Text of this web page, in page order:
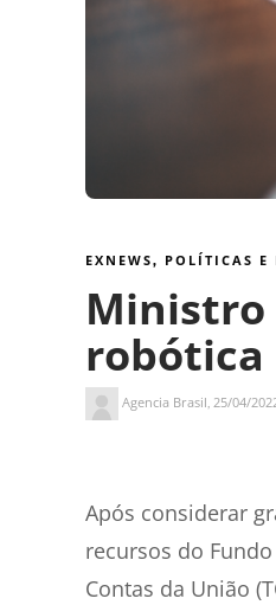
EXNEWS, POLÍTICAS E
Ministro
robótica
Agencia Brasil, 25/04/
Após considerar
recursos do
Contas da União